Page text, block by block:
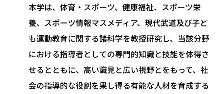
本学は、体育・スポーツ、健康福祉、スポーツ栄
養、スポーツ情報マスメディア、現代武道及び子ど
も運動教育に関する諸科学を教授研究し、当該分野
における指導者としての専門的知識と技能を体得さ
せるとともに、高い識見と広い視野とをもって、社
会の指導的な役割を果し得る有能な人材を育成する